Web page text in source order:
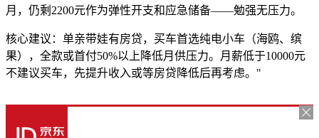
月，仍剩2200元作为弹性开支和应急储备——勉强无压力。
核心建议：单亲带娃有房贷，买车首选纯电小车（海鸥、缤
果），全款或首付50%以上降低月供压力。月薪低于10000元
不建议买车，先提升收入或等房贷降低后再考虑。"